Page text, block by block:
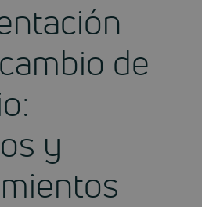
de
y